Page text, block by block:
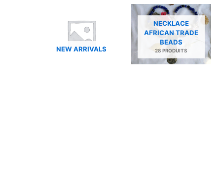
NEW ARRIVALS
NECKLACE
AFRICAN TRADE
BEADS
28 PRODUITS